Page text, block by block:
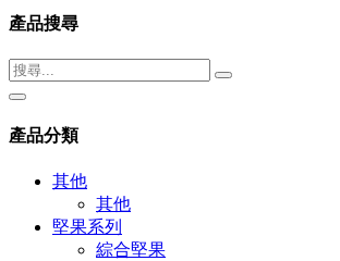
產品搜尋
產品分類
其他
其他
堅果系列
綜合堅果